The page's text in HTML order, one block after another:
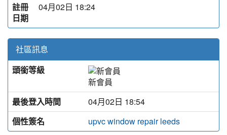
註冊
日期
04月02日 18:24
社區訊息
頭銜等級
新會員
最後登入時間
04月02日 18:54
個性簽名
upvc window repair leeds